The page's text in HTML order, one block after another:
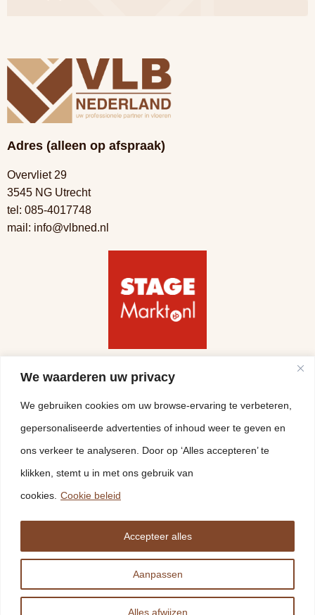
We waarderen uw privacy
We gebruiken cookies om uw browse-ervaring te verbeteren,
gepersonaliseerde advertenties of inhoud weer te geven en
ons verkeer te analyseren. Door op ‘Alles accepteren’ te
klikken, stemt u in met ons gebruik van
cookies. Cookie beleid
Aanpassen
Alles afwijzen
Accepteer alles
Adres (alleen op afspraak)
Overvliet 29
3545 NG Utrecht
tel: 085-4017748
mail: info@vlbned.nl
Volg ons
© 2026 Vloeren Leg Bedrijf Nederland B.V. - Ontwikkeld
Disclaimer
Cookieverklaring
Leveringsvoorwaarden